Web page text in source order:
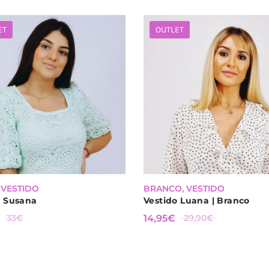
VESTIDO
33€
OUTLET
-50%
BRANCO, VESTIDO
Vestido Luana | Branco
29,90€
O PREÇO
14,95€
O